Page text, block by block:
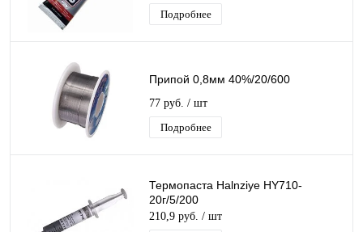
Подробнее
Припой 0,8мм 40%/20/600
77 руб. / шт
Подробнее
Термопаста Halnziye HY710-
20г/5/200
210,9 руб. / шт